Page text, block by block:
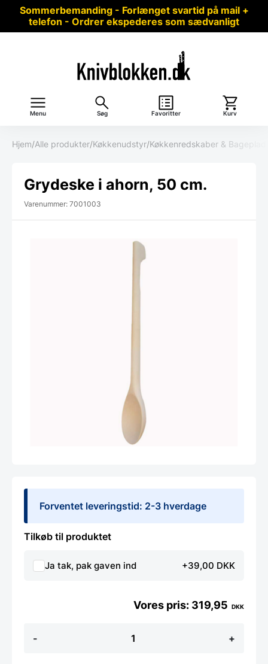
Sommerbemanding - Forlænget svartid på mail +
telefon - Ordrer ekspederes som sædvanligt
Menu Søg Favoritter Kurv
Hjem/Alle produkter/Køkkenudstyr/Køkkenredskaber &
Grydeske i ahorn, 50 cm.
Varenummer: 7001003
Forventet leveringstid: 2-3 hverdage
Tilkøb til produktet
Ja tak, pak gaven ind +39,00 DKK
- +
319,95 DKK